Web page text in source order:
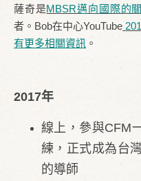
薩奇是MBSR邁向國際的
者。Bob在中心YouTube
有更多相關資訊 。
2017年
線上，參與CFM
練，正式成為台
的導師